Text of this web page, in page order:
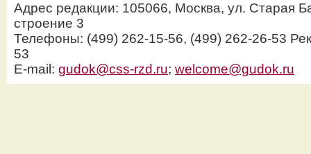
Адрес редакции: 105066, Москва, ул. Старая
строение 3
Телефоны: (499) 262-15-56, (499) 262-26-53
53
E-mail: gudok@css-rzd.ru; welcome@gudok.ru